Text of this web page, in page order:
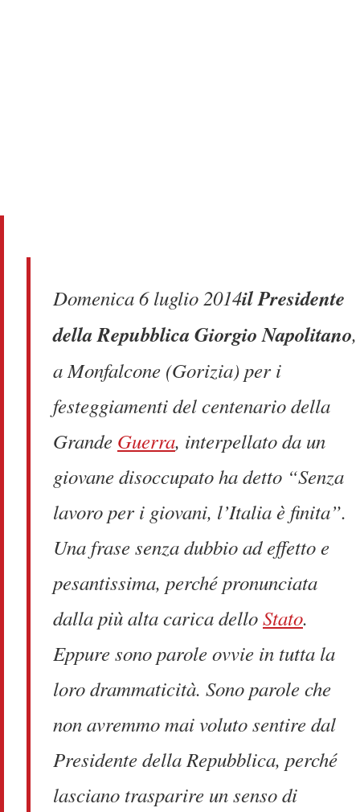
Domenica 6 luglio 2014il Presidente
della Repubblica Giorgio Napolitano,
a Monfalcone (Gorizia) per i
festeggiamenti del centenario della
Grande Guerra, interpellato da un
giovane disoccupato ha detto “Senza
lavoro per i giovani, l’Italia è finita”.
Una frase senza dubbio ad effetto e
pesantissima, perché pronunciata
dalla più alta carica delloStato.
Eppure sono parole ovvie in tutta la
loro drammaticità. Sono parole che
non avremmo mai voluto sentire dal
Presidente della Repubblica, perché
lasciano trasparire un senso di